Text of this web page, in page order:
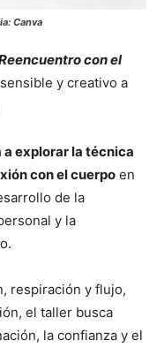
Canva
con el
y creativo a
a explorar la técnica
con el cuerpo en
de la
y la
respiración y flujo,
el taller busca
la confianza y el